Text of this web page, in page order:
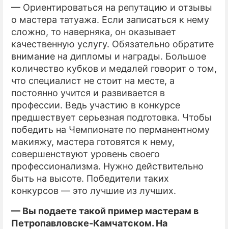
— Ориентироваться на репутацию и отзывы
о мастера татуажа. Если записаться к нему
сложно, то наверняка, он оказывает
качественную услугу. Обязательно обратите
внимание на дипломы и награды. Большое
количество кубков и медалей говорит о том,
что специалист не стоит на месте, а
постоянно учится и развивается в
профессии. Ведь участию в конкурсе
предшествует серьезная подготовка. Чтобы
победить на Чемпионате по перманентному
макияжу, мастера готовятся к нему,
совершенствуют уровень своего
профессионализма. Нужно действительно
быть на высоте. Победители таких
конкурсов — это лучшие из лучших.
— Вы подаете такой пример мастерам в
Петропавловске-Камчатском. На